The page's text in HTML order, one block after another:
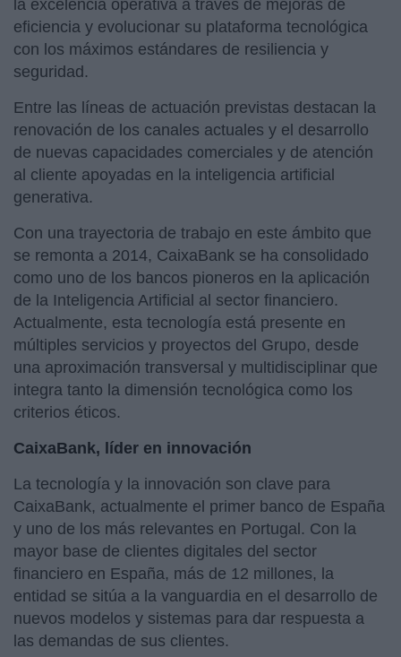
la excelencia operativa a través de mejoras de
eficiencia y evolucionar su plataforma tecnológica
con los máximos estándares de resiliencia y
seguridad.
Entre las líneas de actuación previstas destacan la
renovación de los canales actuales y el desarrollo
de nuevas capacidades comerciales y de atención
al cliente apoyadas en la inteligencia artificial
generativa.
Con una trayectoria de trabajo en este ámbito que
se remonta a 2014, CaixaBank se ha consolidado
como uno de los bancos pioneros en la aplicación
de la Inteligencia Artificial al sector financiero.
Actualmente, esta tecnología está presente en
múltiples servicios y proyectos del Grupo, desde
una aproximación transversal y multidisciplinar que
integra tanto la dimensión tecnológica como los
criterios éticos.
CaixaBank, líder en innovación
La tecnología y la innovación son clave para
CaixaBank, actualmente el primer banco de España
y uno de los más relevantes en Portugal. Con la
mayor base de clientes digitales del sector
financiero en España, más de 12 millones, la
entidad se sitúa a la vanguardia en el desarrollo de
nuevos modelos y sistemas para dar respuesta a
las demandas de sus clientes.